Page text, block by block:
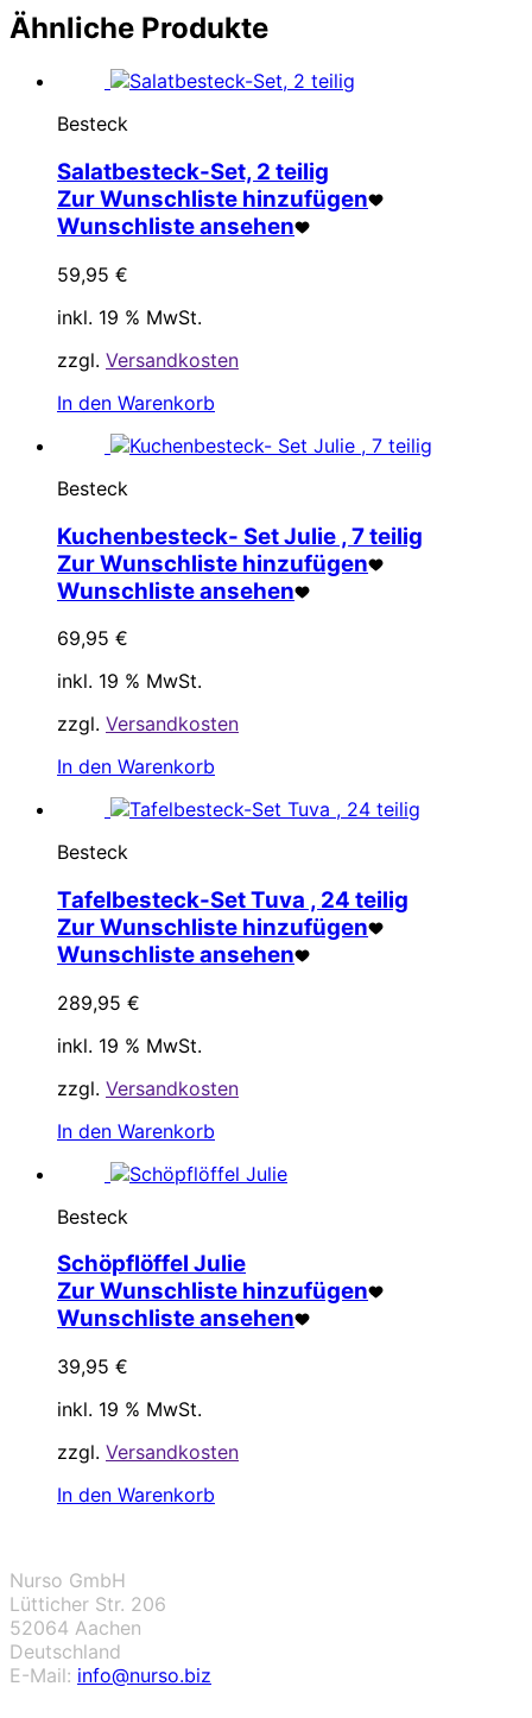
Ähnliche Produkte
Besteck
Salatbesteck-Set, 2 teilig
Zur Wunschliste hinzufügen
Wunschliste ansehen
59,95 €
inkl. 19 % MwSt.
zzgl. Versandkosten
In den Warenkorb
Besteck
Kuchenbesteck- Set Julie , 7 teilig
Zur Wunschliste hinzufügen
Wunschliste ansehen
69,95 €
inkl. 19 % MwSt.
zzgl. Versandkosten
In den Warenkorb
Besteck
Tafelbesteck-Set Tuva , 24 teilig
Zur Wunschliste hinzufügen
Wunschliste ansehen
289,95 €
inkl. 19 % MwSt.
zzgl. Versandkosten
In den Warenkorb
Besteck
Schöpflöffel Julie
Zur Wunschliste hinzufügen
Wunschliste ansehen
39,95 €
inkl. 19 % MwSt.
zzgl. Versandkosten
In den Warenkorb
Nurso GmbH
Lütticher Str. 206
52064 Aachen
Deutschland
E-Mail: info@nurso.biz